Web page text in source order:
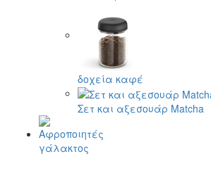
δοχεία καφέ
Σετ και αξεσουάρ Matcha